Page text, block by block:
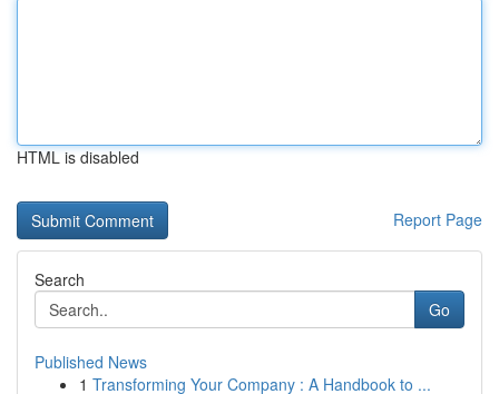
HTML is disabled
Report Page
Search
Go
Published News
1 Transforming Your Company : A Handbook to ...